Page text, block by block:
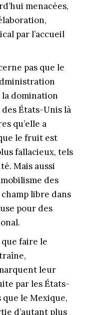
menacées,
par l’accueil
pas que le
domination
des États-Unis là
qu’elle a
le fruit est
fallacieux, tels
Mais aussi
des
libre dans
pour des
faire le
leur
par les États-
que le Mexique,
d’autant plus